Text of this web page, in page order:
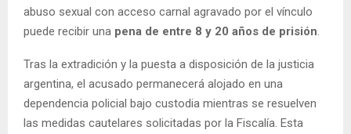
abuso sexual con acceso carnal agravado por el vínculo
puede recibir una pena de entre 8 y 20 años de prisión.
Tras la extradición y la puesta a disposición de la justicia
argentina, el acusado permanecerá alojado en una
dependencia policial bajo custodia mientras se resuelven
las medidas cautelares solicitadas por la Fiscalía. Esta